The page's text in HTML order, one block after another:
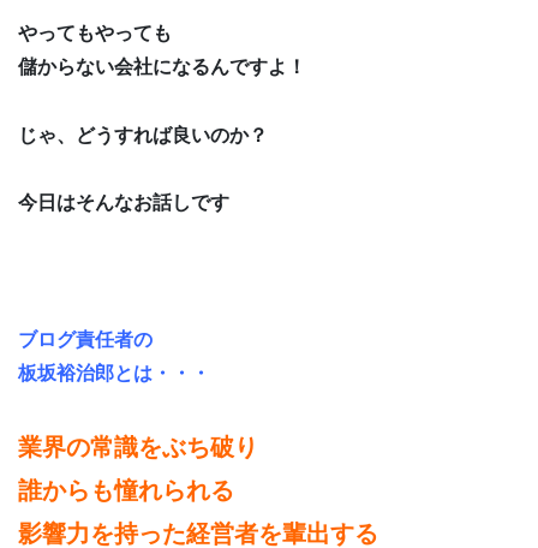
やってもやっても
儲からない会社になるんですよ！
じゃ、どうすれば良いのか？
今日はそんなお話しです
ブログ責任者の
板坂裕治郎とは・・・
業界の常識をぶち破り
誰からも憧れられる
影響力を持った経営者を輩出する